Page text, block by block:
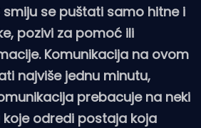
smiju se puštati samo hitne i
pozivi za pomoć ili
Komunikacija na ovom
najviše jednu minutu,
prebacuje na neki
odredi postaja koja